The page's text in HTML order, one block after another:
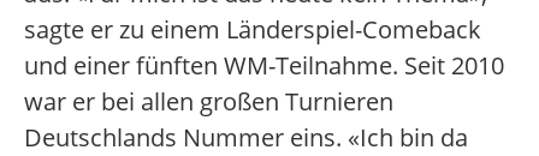
sagte er zu einem Länderspiel-Comeback
und einer fünften WM-Teilnahme. Seit 2010
war er bei allen großen Turnieren
Deutschlands Nummer eins. «Ich bin da